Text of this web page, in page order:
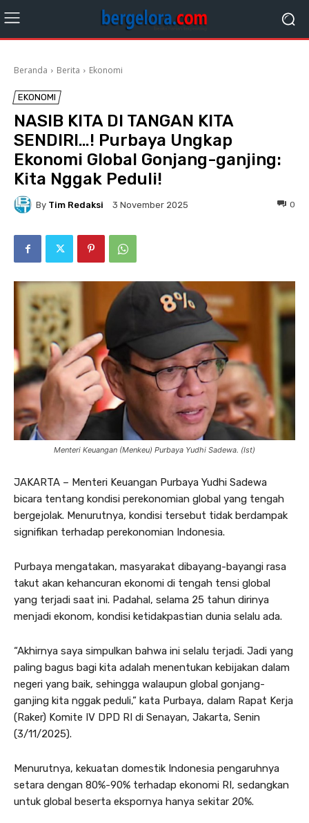
Beranda Berita Ekonomi
EKONOMI
NASIB KITA DI TANGAN KITA
SENDIRI…! Purbaya Ungkap
Ekonomi Global Gonjang-ganjing:
Kita Nggak Peduli!
By Tim Redaksi 3 November 2025 0
Menteri Keuangan (Menkeu) Purbaya Yudhi Sadewa. (Ist)
JAKARTA – Menteri Keuangan Purbaya Yudhi Sadewa
bicara tentang kondisi perekonomian global yang tengah
bergejolak. Menurutnya, kondisi tersebut tidak berdampak
signifikan terhadap perekonomian Indonesia.
Purbaya mengatakan, masyarakat dibayang-bayangi rasa
takut akan kehancuran ekonomi di tengah tensi global
yang terjadi saat ini. Padahal, selama 25 tahun dirinya
menjadi ekonom, kondisi ketidakpastian dunia selalu ada.
“Akhirnya saya simpulkan bahwa ini selalu terjadi. Jadi yang
paling bagus bagi kita adalah menentukan kebijakan dalam
negeri yang baik, sehingga walaupun global gonjang-
ganjing kita nggak peduli,” kata Purbaya, dalam Rapat Kerja
(Raker) Komite IV DPD RI di Senayan, Jakarta, Senin
(3/11/2025).
Menurutnya, kekuatan domestik Indonesia pengaruhnya
setara dengan 80%-90% terhadap ekonomi RI, sedangkan
untuk global beserta ekspornya hanya sekitar 20%.